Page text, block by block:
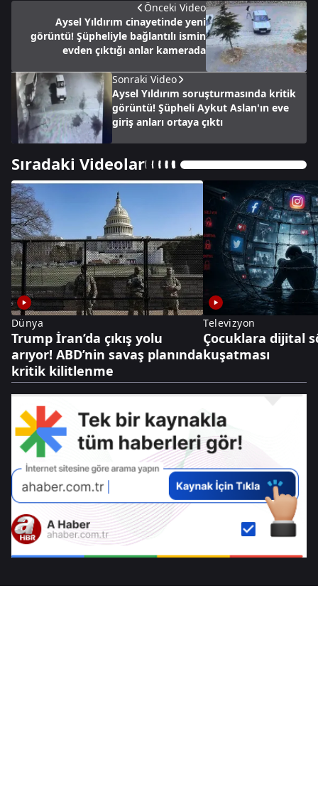
Önceki Video
Aysel Yıldırım cinayetinde yeni
görüntü! Şüpheliyle bağlantılı ismin
evden çıktığı anlar kamerada
Sonraki Video
Aysel Yıldırım soruşturmasında kritik
görüntü! Şüpheli Aykut Aslan'ın eve
giriş anları ortaya çıktı
Sıradaki Videolar
Dünya
Trump İran’da çıkış yolu
arıyor! ABD’nin savaş planında
kritik kilitlenme
Televizyon
Çocuklara dijital
kuşatması